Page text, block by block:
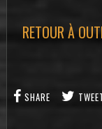
RETOUR À
SHARE